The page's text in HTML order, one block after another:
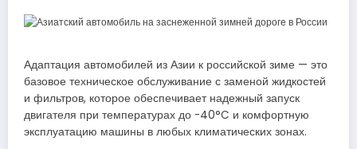
Адаптация автомобилей из Азии к российской зиме — это
базовое техническое обслуживание с заменой жидкостей
и фильтров, которое обеспечивает надежный запуск
двигателя при температурах до -40°C и комфортную
эксплуатацию машины в любых климатических зонах.